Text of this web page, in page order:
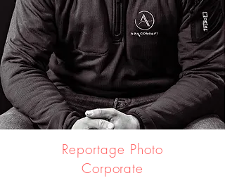
Reportage Photo
Corporate